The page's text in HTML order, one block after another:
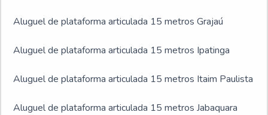
Aluguel de plataforma articulada 15 metros Grajaú
Aluguel de plataforma articulada 15 metros Ipatinga
Aluguel de plataforma articulada 15 metros Itaim Paulista
Aluguel de plataforma articulada 15 metros Jabaquara